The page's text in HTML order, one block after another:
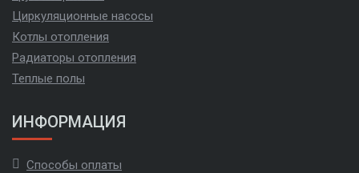
Циркуляционные насосы
Котлы отопления
Радиаторы отопления
Теплые полы
ИНФОРМАЦИЯ
Способы оплаты